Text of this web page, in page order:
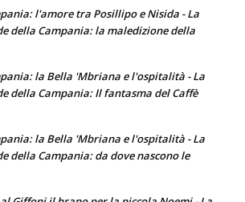
l'amore tra Posillipo e Nisida - La
della Campania: la maledizione della
la Bella 'Mbriana e l'ospitalità - La
della Campania: Il fantasma del Caffè
la Bella 'Mbriana e l'ospitalità - La
della Campania: da dove nascono le